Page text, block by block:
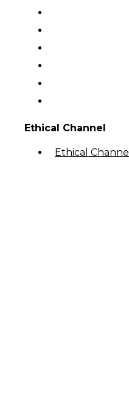
Ethical Channel
Ethical Channel